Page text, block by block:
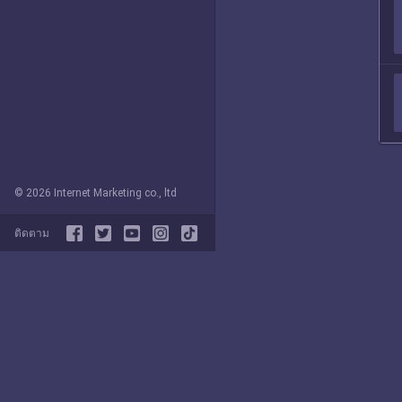
© 2026 Internet Marketing co., ltd
ติดตาม